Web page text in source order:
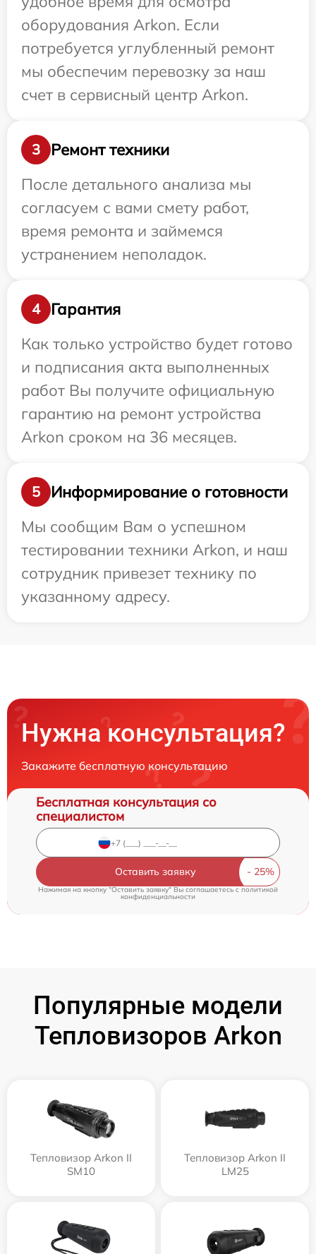
оборудования Arkon. Если
потребуется углубленный ремонт
мы обеспечим перевозку за наш
счет в сервисный центр Arkon.
3
Ремонт техники
После детального анализа мы
согласуем с вами смету работ,
время ремонта и займемся
устранением неполадок.
4
Гарантия
Как только устройство будет готово
и подписания акта выполненных
работ Вы получите официальную
гарантию на ремонт устройства
Arkon сроком на 36 месяцев.
5
Информирование о готовности
Мы сообщим Вам о успешном
тестировании техники Arkon, и наш
сотрудник привезет технику по
указанному адресу.
Нужна консультация?
Закажите бесплатную консультацию
Бесплатная консультация со
специалистом
Оставить заявку
Нажимая на кнопку "Оставить заявку" Вы соглашаетесь c политикой
конфиденциальности
Популярные модели
Тепловизоров Arkon
Тепловизор Arkon II
SM10
Тепловизор Arkon II
LM25